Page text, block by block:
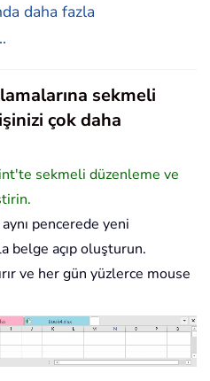
daha fazla
sekmeli
çok daha
sekmeli düzenleme ve
pencerede yeni
belge açıp oluşturun.
ve her gün yüzlerce mouse